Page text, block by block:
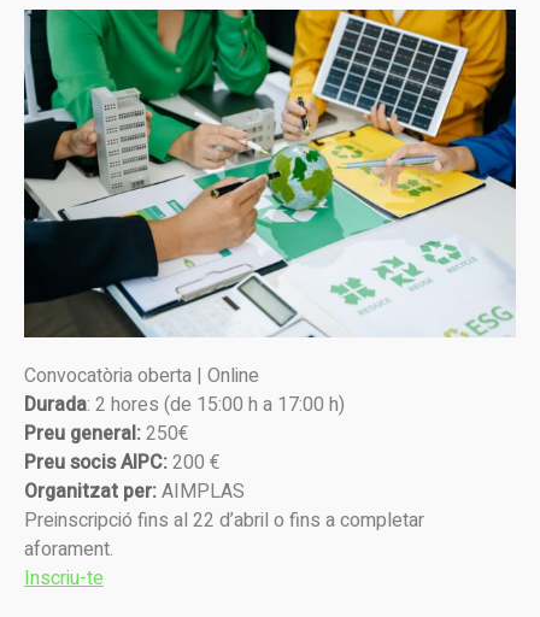
Convocatòria oberta | Online
Durada: 2 hores (de 15:00 h a 17:00 h)
Preu general:250€
Preu socis AIPC:200 €
Organitzat per:AIMPLAS
Preinscripció fins al 22 d’abril o fins a completar
aforament.
Inscriu-te